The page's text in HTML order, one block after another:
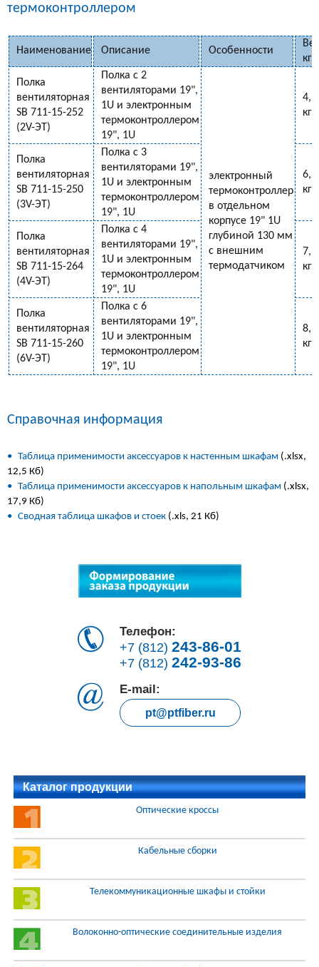
Телефон:
+7 (812)243-86-01
+7 (812)242-93-86
E-mail:
pt@ptfiber.ru
Каталог продукции
Оптические кроссы
Кабельные сборки
Телекоммуникационные шкафы и стойки
Волоконно-оптические соединительные изделия
термоконтроллером
Наименование Описание Особенности
кг
Полка
вентиляторная
SB 711-15-252
(2V-ЭT)
Полка с 2
вентиляторами 19",
1U и электронным
термоконтроллером
19", 1U
электронный
термоконтроллер
в отдельном
корпусе 19" 1U
глубиной 130 мм
с внешним
термодатчиком
4,7
кг
Полка
вентиляторная
SB 711-15-250
(3V-ЭT)
Полка с 3
вентиляторами 19",
1U и электронным
термоконтроллером
19", 1U
6,2
кг
Полка
вентиляторная
SB 711-15-264
(4V-ЭT)
Полка с 4
вентиляторами 19",
1U и электронным
термоконтроллером
19", 1U
7,5
кг
Полка
вентиляторная
SB 711-15-260
(6V-ЭT)
Полка с 6
вентиляторами 19",
1U и электронным
термоконтроллером
19", 1U
8,5
кг
Справочная информация
• Таблица применимости аксессуаров к настенным шкафам (.xlsx,
12,5 Кб)
• Таблица применимости аксессуаров к напольным шкафам (.xlsx,
17,9 Кб)
• Сводная таблица шкафов и стоек (.xls, 21 Кб)